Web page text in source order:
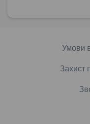
Умови
Захист